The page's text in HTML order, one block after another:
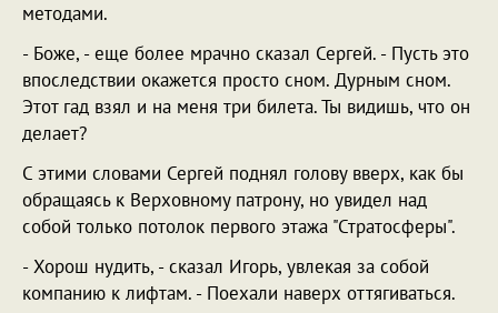
методами.
- Боже, - еще более мрачно сказал Сергей. - Пусть это
впоследствии окажется просто сном. Дурным сном.
Этот гад взял и на меня три билета. Ты видишь, что он
делает?
С этими словами Сергей поднял голову вверх, как бы
обращаясь к Верховному патрону, но увидел над
собой только потолок первого этажа "Стратосферы".
- Хорош нудить, - сказал Игорь, увлекая за собой
компанию к лифтам. - Поехали наверх оттягиваться.